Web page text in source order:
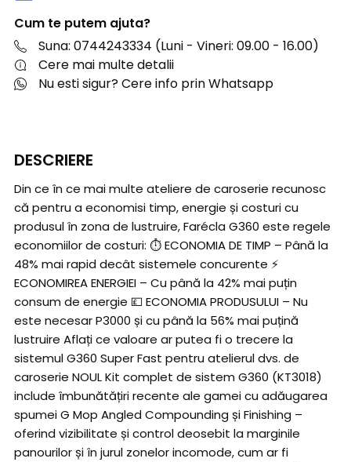
Cum te putem ajuta?
Suna: 0744243334 (Luni - Vineri: 09.00 - 16.00)
Cere mai multe detalii
Nu esti sigur? Cere info prin Whatsapp
DESCRIERE
Din ce în ce mai multe ateliere de caroserie recunosc
că pentru a economisi timp, energie și costuri cu
produsul în zona de lustruire, Farécla G360 este regele
economiilor de costuri: ⏱️ ECONOMIA DE TIMP – Până la
48% mai rapid decât sistemele concurente ⚡
ECONOMIREA ENERGIEI – Cu până la 42% mai puțin
consum de energie 💷 ECONOMIA PRODUSULUI – Nu
este necesar P3000 și cu până la 56% mai puțină
lustruire Aflați ce valoare ar putea fi o trecere la
sistemul G360 Super Fast pentru atelierul dvs. de
caroserie NOUL Kit complet de sistem G360 (KT3018)
include îmbunătățiri recente ale gamei cu adăugarea
spumei G Mop Angled Compounding și Finishing –
oferind vizibilitate și control deosebit la marginile
panourilor și în jurul zonelor incomode, cum ar fi